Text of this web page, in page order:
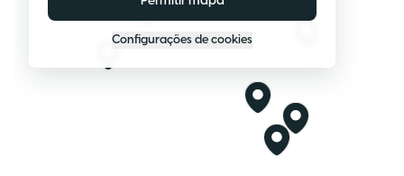
Configurações de cookies